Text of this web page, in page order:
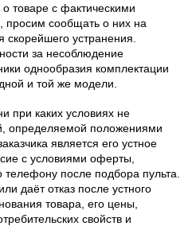
товаре с фактическими
просим сообщать о них на
устранения.
за несоблюдение
однообразия комплектации
и той же модели.
при каких условиях не
определяемой положениями
является его устное
с условиями оферты,
телефону после подбора пульта.
даёт отказ после устного
товара, его цены,
свойств и